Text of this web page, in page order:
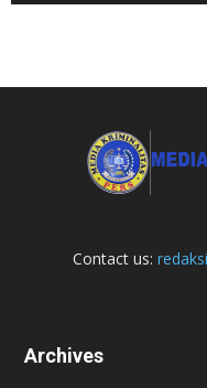
Contact us:
Archives